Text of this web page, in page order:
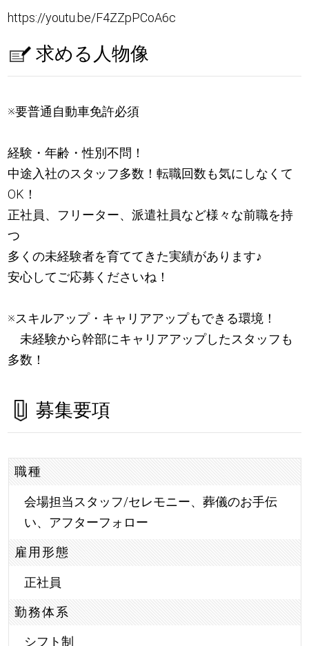
https://youtu.be/F4ZZpPCoA6c
求める人物像
※要普通自動車免許必須
経験・年齢・性別不問！
中途入社のスタッフ多数！転職回数も気にしなくて
OK！
正社員、フリーター、派遣社員など様々な前職を持
つ
多くの未経験者を育ててきた実績があります♪
安心してご応募くださいね！
※スキルアップ・キャリアアップもできる環境！
未経験から幹部にキャリアアップしたスタッフも
多数！
募集要項
職種
会場担当スタッフ/セレモニー、葬儀のお手伝
い、アフターフォロー
雇用形態
正社員
勤務体系
シフト制